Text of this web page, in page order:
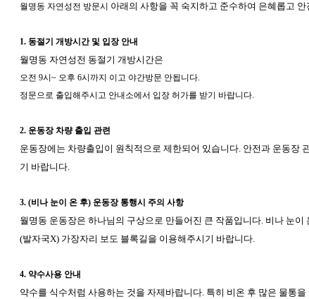
월명동 자연성전 방문시 아래의 사항을 꼭 숙지하고 준수하여 은혜롭고
1. 동절기 개방시간 및 입장 안내
월명동 자연성전 동절기 개방시간은
오전 9시~ 오후 6시까지 이고 야간방문 안됩니다.
정문으로 출입해주시고 안내소에서 입장 허가를 받기 바랍니다.
2. 운동장 차량 출입 관련
운동장에는 차량출입이 원칙적으로 제한되어 있습니다. 안전과 운동장
기 바랍니다.
3. (비나 눈이 온 후) 운동장 통행시 주의 사항
월명동 운동장은 하나님의 구상으로 만들어진 큰 작품입니다. 비나 눈
(발자국X) 가장자리 보도 블록길을 이용해주시기 바랍니다.
4. 약수사용 안내
약수를 식수처럼 사용하는 것을 자제바랍니다. 특히 비온 후 많은 물통